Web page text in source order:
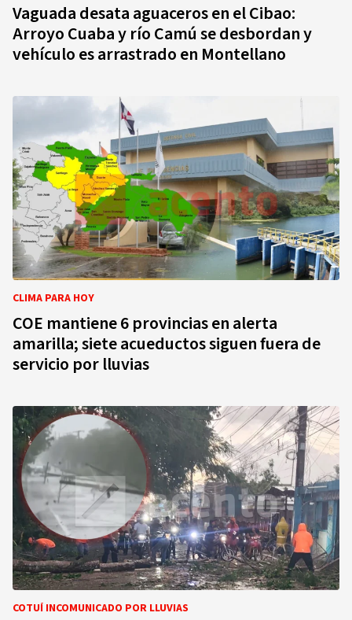
Vaguada desata aguaceros en el Cibao:
Arroyo Cuaba y río Camú se desbordan y
vehículo es arrastrado en Montellano
CLIMA PARA HOY
COE mantiene 6 provincias en alerta
amarilla; siete acueductos siguen fuera de
servicio por lluvias
COTUÍ INCOMUNICADO POR LLUVIAS